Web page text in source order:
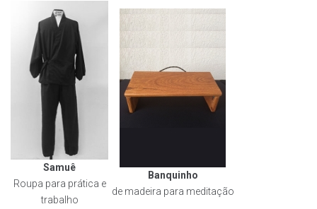
Samuê
Roupa para prática e
trabalho
Banquinho
de madeira para meditação